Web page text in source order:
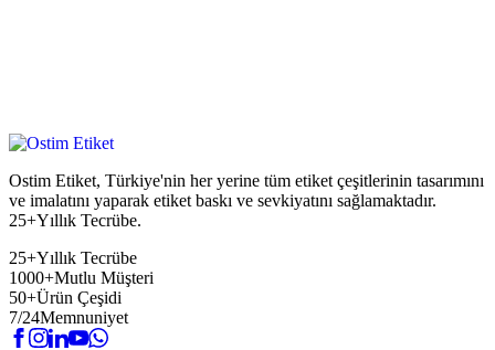
Ostim Etiket, Türkiye'nin her yerine tüm etiket çeşitlerinin tasarımını
ve imalatını yaparak etiket baskı ve sevkiyatını sağlamaktadır.
25+Yıllık Tecrübe.
25+Yıllık Tecrübe
1000+Mutlu Müşteri
50+Ürün Çeşidi
7/24Memnuniyet